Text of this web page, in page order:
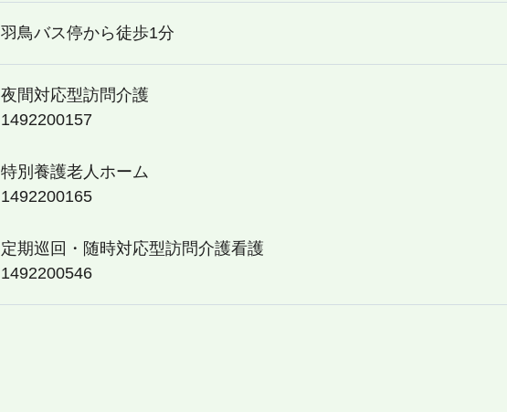
羽鳥バス停から徒歩1分
夜間対応型訪問介護
1492200157
特別養護老人ホーム
1492200165
定期巡回・随時対応型訪問介護看護
1492200546